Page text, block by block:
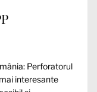
Perforatorul
interesante